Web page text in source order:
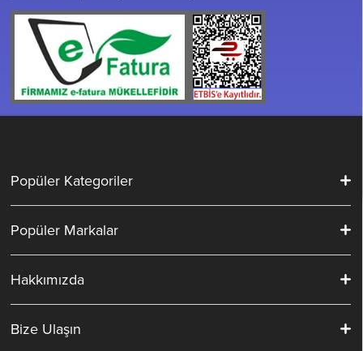
Popüler Kategoriler
Popüler Markalar
Hakkımızda
Bize Ulaşın